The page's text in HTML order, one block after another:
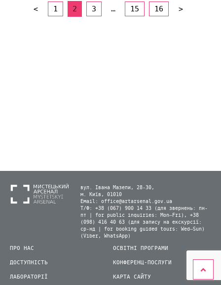
< 1 2 3 … 15 16 >
вул. Івана Мазепи, 28-30,
м. Київ, 01010
Email: office@artarsenal.gov.ua
Т/Ф: +38 (067) 900 14 33 (для звернень: пн-
пт | for public inquiries: Mon–Fri), +38
(098) 416 40 63 (для запису на екскурсії:
ср-нд | for booking guided tours: Wed–Sun)
(Viber, WhatsApp)
ПРО НАС
ДОСТУПНІСТЬ
ЛАБОРАТОРІЇ
ОСВІТНІ ПРОГРАМИ
КОНФЕРЕНЦ-ПОСЛУГИ
КАРТА САЙТУ